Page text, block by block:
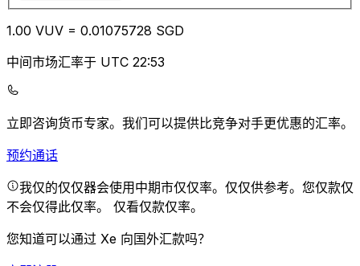
1.00 VUV = 0.01075728 SGD
中间市场汇率于 UTC 22:53
立即咨询货币专家。 我们可以提供比竞争对手更优惠的汇率。
预约通话
我仅的仅仅器会使用中期市仅仅率。仅仅供参考。您仅款仅
不会仅得此仅率。 仅看仅款仅率。
您知道可以通过 Xe 向国外汇款吗？